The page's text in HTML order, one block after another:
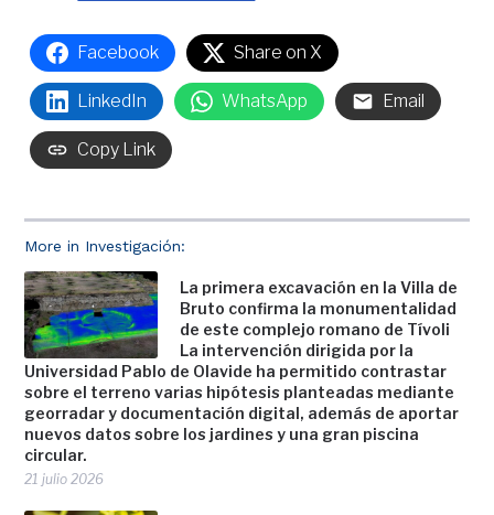
More in Investigación:
La primera excavación en la Villa de
Bruto confirma la monumentalidad
de este complejo romano de Tívoli
La intervención dirigida por la
Universidad Pablo de Olavide ha permitido contrastar
sobre el terreno varias hipótesis planteadas mediante
georradar y documentación digital, además de aportar
nuevos datos sobre los jardines y una gran piscina
circular.
21 julio 2026
Facebook Share on X
LinkedIn WhatsApp Email
Copy Link